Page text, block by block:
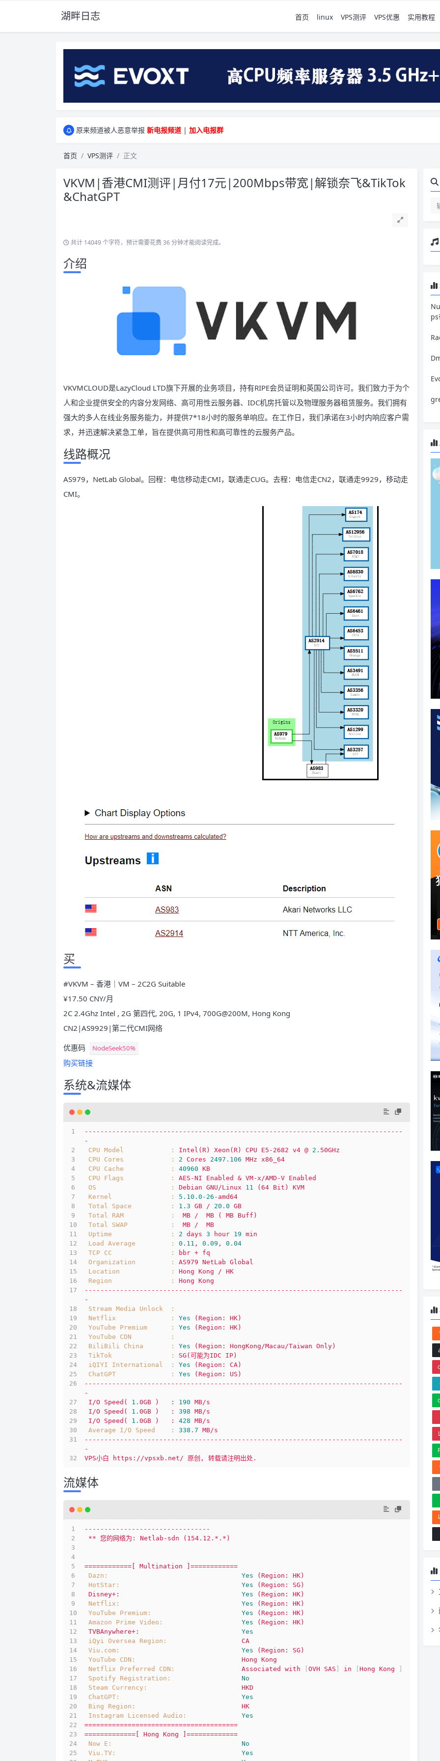
湖畔日志 首页 linux VPS测评 VPS优惠 实用教程
原来频道被人恶意举报 新电报频道 | 加入电报群
首页 VPS测评 正文
VKVM|香港CMI测评|月付17元|200Mbps带宽|解锁奈飞&TikTok
&ChatGPT
共计 14049 个字符，预计需要花费 36 分钟才能阅读完成。
介绍
VKVMCLOUD是LazyCloud LTD旗下开展的业务项目，持有RIPE会员证明和英国公司许可。我们致力于为个
人和企业提供安全的内容分发网络、高可用性云服务器、IDC机房托管以及物理服务器租赁服务。我们拥有
强大的多人在线业务服务能力，并提供7*18小时的服务单响应。在工作日，我们承诺在3小时内响应客户需
求，并迅速解决紧急工单，旨在提供高可用性和高可靠性的云服务产品。
线路概况
AS979，NetLab Global。回程：电信移动走CMI，联通走CUG。去程：电信走CN2，联通走9929，移动走
CMI。
买
#VKVM – 香港｜VM – 2C2G Suitable
¥17.50 CNY/月
2C 2.4Ghz Intel , 2G 第四代, 20G, 1 IPv4, 700G@200M, Hong Kong
CN2|AS9929|第二代CMI网络
优惠码
NodeSeek50%
购买链接
系统&流媒体
---------------------------------------------------------------------------------
-
CPU Model            :
Intel(R) Xeon(R) CPU E5-2682 v4 @ 2. 50GHz
CPU Cores            :
2 Cores 2497.106 MHz
x86_64
CPU Cache            :
40960 KB
CPU Flags            :
AES-NI Enabled & VM-x/AMD-V Enabled
OS                   :
Debian GNU/Linux 11 (64 Bit)
KVM
Kernel               :
5.10 .0 -26 -amd64
Total Space          :
1.3 GB / 20.0 GB
Total RAM            :
MB / MB ( MB Buff)
Total SWAP           :
MB /
MB
Uptime               :
2 days 3 hour 19 min
Load Average         :
0.11 , 0.09 ,
0.04
TCP CC               :
bbr + fq
Organization         :
AS979 NetLab Global
Location             :
Hong Kong / HK
Region               :
Hong Kong
---------------------------------------------------------------------------------
-
Stream Media Unlock  :
Netflix              :
Yes (Region:
HK)
YouTube Premium      :
Yes (Region:
HK)
YouTube CDN          :
BiliBili China       :
Yes (Region: HongKong/Macau/Taiwan Only)
TikTok               :
SG(可能为IDC
IP)
iQIYI International  :
Yes (Region:
CA)
ChatGPT              :
Yes (Region:
US)
---------------------------------------------------------------------------------
-
I/O
Speed( 1. 0GB ) : 190 MB/s
I/O
Speed( 1. 0GB ) : 398 MB/s
I/O
Speed( 1. 0GB ) : 428 MB/s
Average I/O Speed    :
338.7 MB/s
---------------------------------------------------------------------------------
-
VPS小白
https://vpsxb.net/ 原创, 转载请注明出处.
流媒体
--------------------------------
** 您的网络为: Netlab-sdn (154.12.*.*)
============[ Multination
]============
Dazn:
Yes (Region:
HK)
HotStar:
Yes (Region:
SG)
Disney+:
Yes (Region:
HK)
Netflix:
Yes (Region:
HK)
YouTube Premium:
Yes (Region:
HK)
Amazon Prime Video:
Yes (Region:
HK)
TVBAnywhere+:
Yes
iQyi Oversea Region:
CA
Viu.com:
Yes (Region:
SG)
YouTube CDN:
Hong Kong
Netflix Preferred CDN:
Associated with [OVH SAS ] in [Hong Kong ]
Spotify Registration:
No
Steam Currency:
HKD
ChatGPT:
Yes
Bing Region:
HK
Instagram Licensed Audio:
Yes
=======================================
=============[
Hong Kong
]=============
Now E:
No
Viu.TV:
Yes